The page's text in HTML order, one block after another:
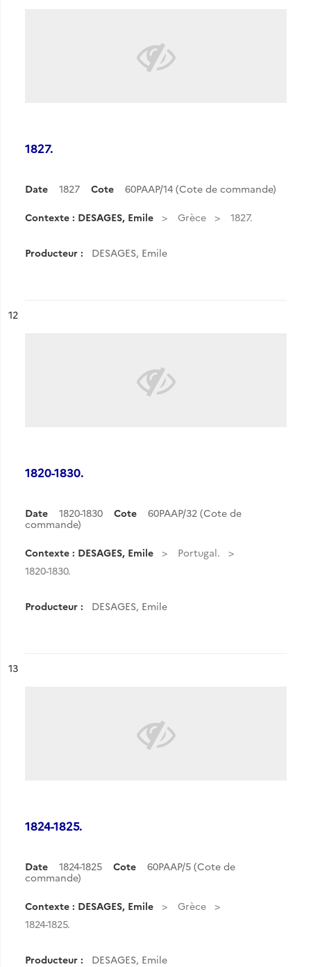
1827.
Date 1827 Cote 60PAAP/14 (Cote de commande)
Contexte : DESAGES, Emile Grèce 1827.
Producteur : DESAGES, Emile
n°
12
1820-1830.
Date 1820-1830 Cote
60PAAP/32 (Cote de
commande)
Contexte : DESAGES, Emile
Portugal.
1820-1830.
Producteur : DESAGES, Emile
n°
13
1824-1825.
Date 1824-1825 Cote
60PAAP/5 (Cote de
commande)
Contexte : DESAGES, Emile
Grèce
1824-1825.
Producteur : DESAGES, Emile